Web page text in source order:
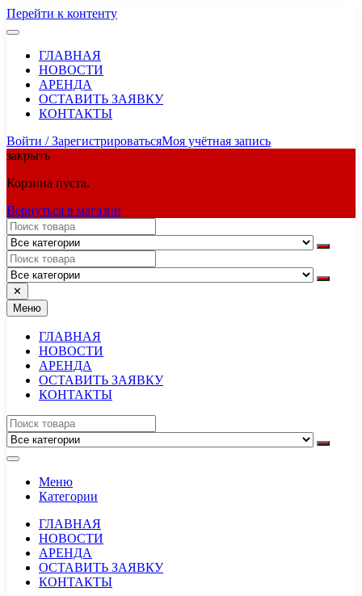
Перейти к контенту
ГЛАВНАЯ
НОВОСТИ
АРЕНДА
ОСТАВИТЬ ЗАЯВКУ
КОНТАКТЫ
Войти / ЗарегистрироватьсяМоя учётная запись
закрыть
Корзина пуста.
Вернуться в магазин
✕
Меню
ГЛАВНАЯ
НОВОСТИ
АРЕНДА
ОСТАВИТЬ ЗАЯВКУ
КОНТАКТЫ
Меню
Категории
ГЛАВНАЯ
НОВОСТИ
АРЕНДА
ОСТАВИТЬ ЗАЯВКУ
КОНТАКТЫ